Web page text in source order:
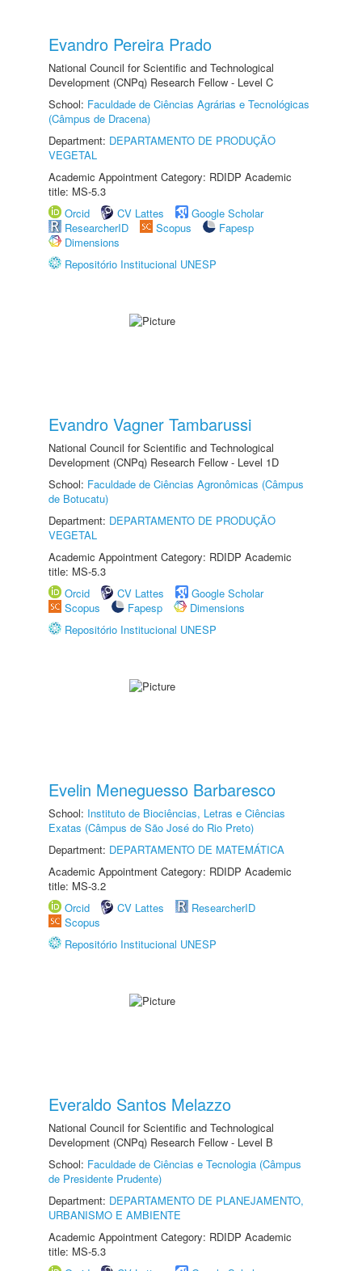
Evandro Pereira Prado
National Council for Scientific and Technological
Development (CNPq) Research Fellow - Level C
School: Faculdade de Ciências Agrárias e Tecnológicas
(Câmpus de Dracena)
Department: DEPARTAMENTO DE PRODUÇÃO
VEGETAL
Academic Appointment Category: RDIDP Academic
title: MS-5.3
Orcid
CV Lattes
Google Scholar
ResearcherID
Scopus
Fapesp
Dimensions
Repositório Institucional UNESP
Evandro Vagner Tambarussi
National Council for Scientific and Technological
Development (CNPq) Research Fellow - Level 1D
School: Faculdade de Ciências Agronômicas (Câmpus
de Botucatu)
Department: DEPARTAMENTO DE PRODUÇÃO
VEGETAL
Academic Appointment Category: RDIDP Academic
title: MS-5.3
Orcid
CV Lattes
Google Scholar
Scopus
Fapesp
Dimensions
Repositório Institucional UNESP
Evelin Meneguesso Barbaresco
School: Instituto de Biociências, Letras e Ciências
Exatas (Câmpus de São José do Rio Preto)
Department: DEPARTAMENTO DE MATEMÁTICA
Academic Appointment Category: RDIDP Academic
title: MS-3.2
Orcid
CV Lattes
ResearcherID
Scopus
Repositório Institucional UNESP
Everaldo Santos Melazzo
National Council for Scientific and Technological
Development (CNPq) Research Fellow - Level B
School: Faculdade de Ciências e Tecnologia (Câmpus
de Presidente Prudente)
Department: DEPARTAMENTO DE PLANEJAMENTO,
URBANISMO E AMBIENTE
Academic Appointment Category: RDIDP Academic
title: MS-5.3